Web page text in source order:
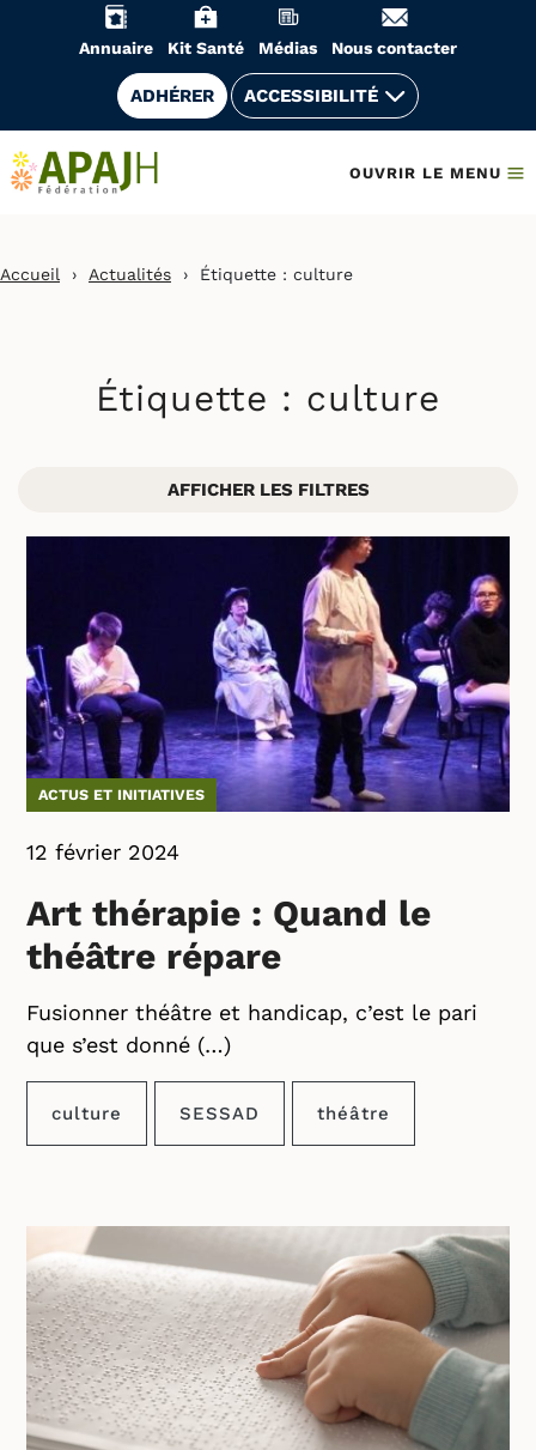
Annuaire Kit Santé Médias Nous contacter
ADHÉRER ACCESSIBILITÉ
OUVRIR LE MENU
Accueil › Actualités › Étiquette : culture
Étiquette : culture
AFFICHER LES FILTRES
ACTUS ET INITIATIVES
12 février 2024
Art thérapie : Quand le
théâtre répare
Fusionner théâtre et handicap, c’est le pari
que s’est donné (…)
culture SESSAD théâtre